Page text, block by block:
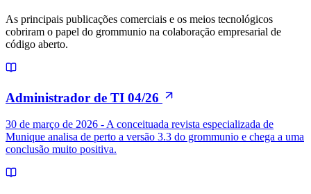
As principais publicações comerciais e os meios tecnológicos
cobriram o papel do grommunio na colaboração empresarial de
código aberto.
Administrador de TI 04/26
30 de março de 2026 - A conceituada revista especializada de
Munique analisa de perto a versão 3.3 do grommunio e chega a uma
conclusão muito positiva.